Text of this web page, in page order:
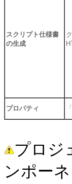
スクリプト仕様書
の生成
プロパティ 「
プロジ
ンポー